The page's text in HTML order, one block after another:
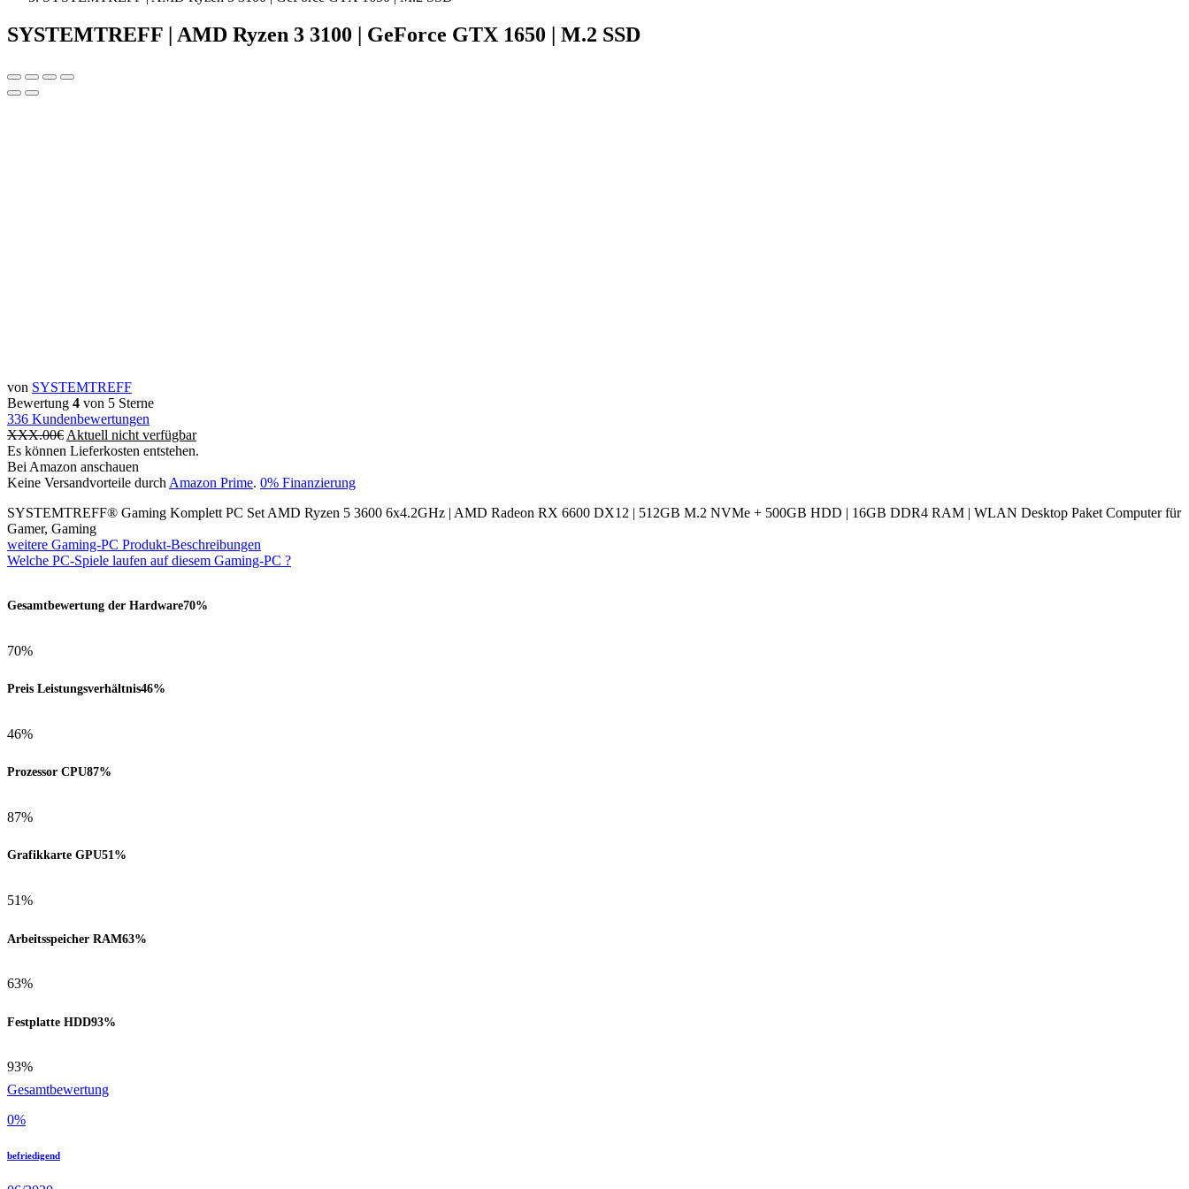
SYSTEMTREFF | AMD Ryzen 3 3100 | GeForce GTX 1650 | M.2 SSD
von SYSTEMTREFF
Bewertung 4 von 5 Sterne
336 Kundenbewertungen
XXX.00€ Aktuell nicht verfügbar
Es können Lieferkosten entstehen.
Bei Amazon anschauen
Keine Versandvorteile durch Amazon Prime. 0% Finanzierung
SYSTEMTREFF® Gaming Komplett PC Set AMD Ryzen 5 3600 6x4.2GHz | AMD Radeon RX 6600 DX12 | 512GB M.2 NVMe + 500GB HDD | 16GB DDR4 RAM | WLAN Desktop Paket Computer für
Gamer, Gaming
weitere Gaming-PC Produkt-Beschreibungen
Welche PC-Spiele laufen auf diesem Gaming-PC ?
Gesamtbewertung der Hardware70%
70%
Preis Leistungsverhältnis46%
46%
Prozessor CPU87%
87%
Grafikkarte GPU51%
51%
Arbeitsspeicher RAM63%
63%
Festplatte HDD93%
93%
Gesamtbewertung
0%
befriedigend